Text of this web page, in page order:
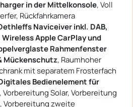
in der Mittelkonsole, Voll
Rückfahrkamera
Naviceiver inkl. DAB,
Apple CarPlay und
Rahmenfenster
Mückenschutz, Raumhoher
mit separatem Frosterfach
Bedienelement für
, Vorbereitung Solar, Vorbereitung
Vorbereitung zweite